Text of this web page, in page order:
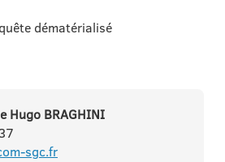
dématérialisé
Hugo BRAGHINI
sgc.fr